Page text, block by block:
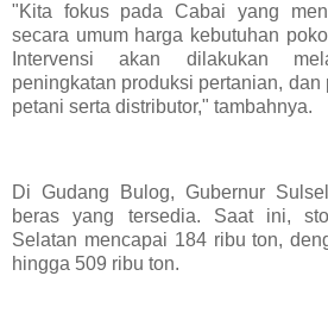
"Kita fokus pada Cabai yang
secara umum harga kebutuhan
Intervensi akan dilakukan
peningkatan produksi pertanian,
petani serta distributor," tambahnya.
Di Gudang Bulog, Gubernur
beras yang tersedia. Saat ini,
Selatan mencapai 184 ribu ton,
hingga 509 ribu ton.